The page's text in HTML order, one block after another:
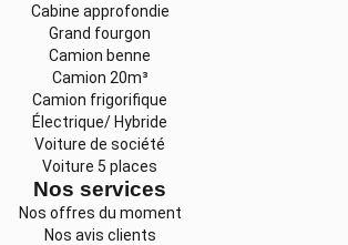
Cabine approfondie
Grand fourgon
Camion benne
Camion 20m³
Camion frigorifique
Électrique/ Hybride
Voiture de société
Voiture 5 places
Nos services
Nos offres du moment
Nos avis clients